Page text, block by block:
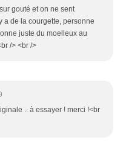
gouté et on ne sent
a de la courgette, personne
juste du moelleux au
/> <br />
.. à essayer ! merci !<br